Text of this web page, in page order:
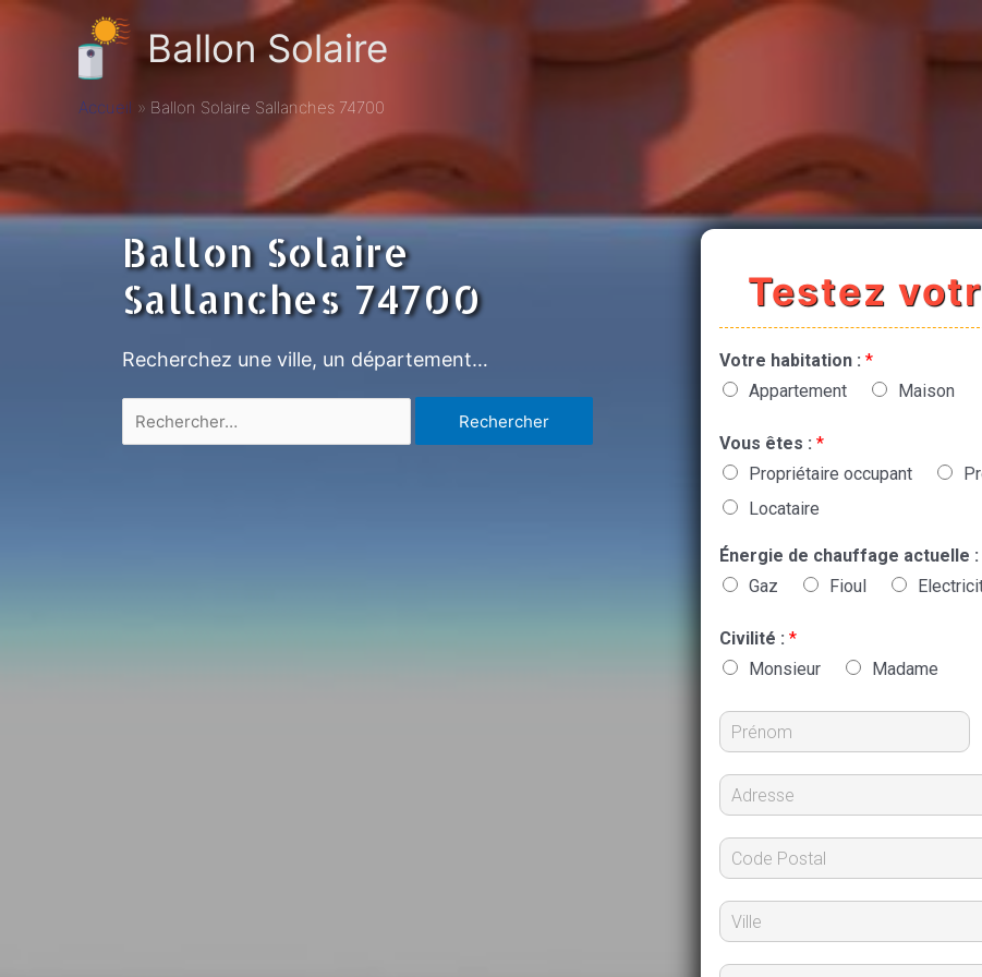
Ballon Solaire
Accueil Ballon Solaire Sallanches 74700
Ballon Solaire
Sallanches 74700
Recherchez une ville, un département…
Testez
Votre habitation : *
Appartement
Maison
Vous êtes : *
Propriétaire occupant
Locataire
Énergie de chauffage actuelle :
Gaz
Fioul
Civilité : *
Monsieur
Madame